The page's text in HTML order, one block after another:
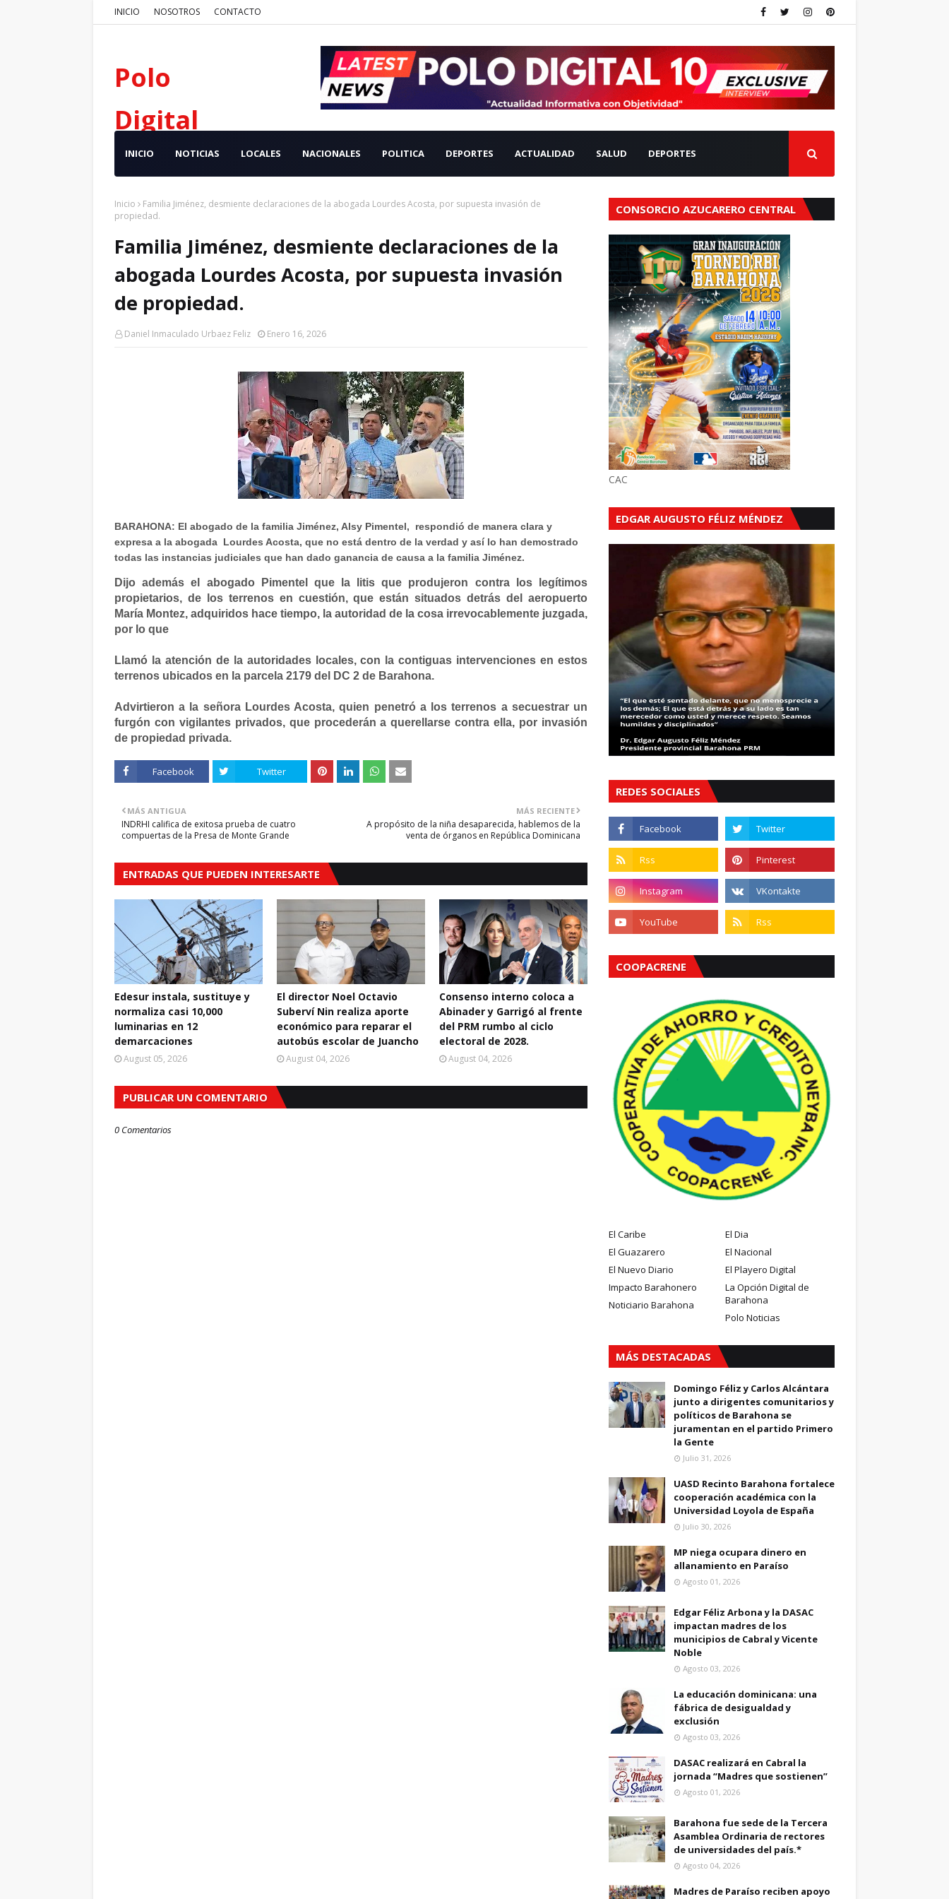
INICIO NOSOTROS CONTACTO
Polo
Digital
INICIO NOTICIAS LOCALES NACIONALES POLITICA DEPORTES ACTUALIDAD SALUD DEPORTES
Inicio
Familia Jiménez, desmiente declaraciones de la abogada Lourdes Acosta, por supuesta invasión de
propiedad.
Familia Jiménez, desmiente declaraciones de la
abogada Lourdes Acosta, por supuesta invasión
de propiedad.
Daniel Inmaculado Urbaez Feliz Enero 16, 2026
BARAHONA: El abogado de la familia Jiménez, Alsy Pimentel, respondió de manera clara y
expresa a la abogada Lourdes Acosta, que no está dentro de la verdad y así lo han demostrado
todas las instancias judiciales que han dado ganancia de causa a la familia Jiménez.
Dijo además el abogado Pimentel que la litis que produjeron contra los legítimos
propietarios, de los terrenos en cuestión, que están situados detrás del aeropuerto
María Montez, adquiridos hace tiempo, la autoridad de la cosa irrevocablemente juzgada,
por lo que
Llamó la atención de la autoridades locales, con la contiguas intervenciones en estos
terrenos ubicados en la parcela 2179 del DC 2 de Barahona.
Advirtieron a la señora Lourdes Acosta, quien penetró a los terrenos a secuestrar un
furgón con vigilantes privados, que procederán a querellarse contra ella, por invasión
de propiedad privada.
Facebook Twitter
MÁS RECIENTE
A propósito de la niña desaparecida, hablemos de la
venta de órganos en República Dominicana
MÁS ANTIGUA
INDRHI califica de exitosa prueba de cuatro
compuertas de la Presa de Monte Grande
ENTRADAS QUE PUEDEN INTERESARTE
Edesur instala, sustituye y
normaliza casi 10,000
luminarias en 12
demarcaciones
August 05, 2026
El director Noel Octavio
Suberví Nin realiza aporte
económico para reparar el
autobús escolar de Juancho
August 04, 2026
Consenso interno coloca a
Abinader y Garrigó al frente
del PRM rumbo al ciclo
electoral de 2028.
August 04, 2026
PUBLICAR UN COMENTARIO
0 Comentarios
CONSORCIO AZUCARERO CENTRAL
CAC
EDGAR AUGUSTO FÉLIZ MÉNDEZ
REDES SOCIALES
COOPACRENE
El Caribe
El Dia
El Guazarero
El Nacional
El Nuevo Diario
El Playero Digital
Impacto Barahonero
La Opción Digital de
Barahona
Noticiario Barahona
Polo Noticias
MÁS DESTACADAS
Domingo Féliz y Carlos Alcántara
junto a dirigentes comunitarios y
políticos de Barahona se
juramentan en el partido Primero
la Gente
Julio 31, 2026
UASD Recinto Barahona fortalece
cooperación académica con la
Universidad Loyola de España
Julio 30, 2026
MP niega ocupara dinero en
allanamiento en Paraíso
Agosto 01, 2026
Edgar Féliz Arbona y la DASAC
impactan madres de los
municipios de Cabral y Vicente
Noble
Agosto 03, 2026
La educación dominicana: una
fábrica de desigualdad y
exclusión
Agosto 03, 2026
DASAC realizará en Cabral la
jornada “Madres que sostienen”
Agosto 01, 2026
Barahona fue sede de la Tercera
Asamblea Ordinaria de rectores
de universidades del país.*
Agosto 04, 2026
Madres de Paraíso reciben apoyo